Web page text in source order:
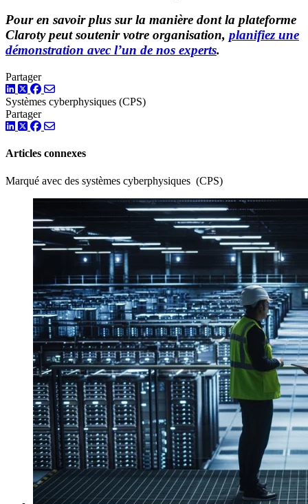
Pour en savoir plus sur la manière dont la plateforme
Claroty peut soutenir votre organisation, planifiez une
démonstration avec l’un de nos experts.
Partager
LinkedIn
TwitterFacebook
Systèmes cyberphysiques (CPS)
Partager
LinkedIn
TwitterFacebook
Articles connexes
Marqué avec des systèmes cyberphysiques (CPS)